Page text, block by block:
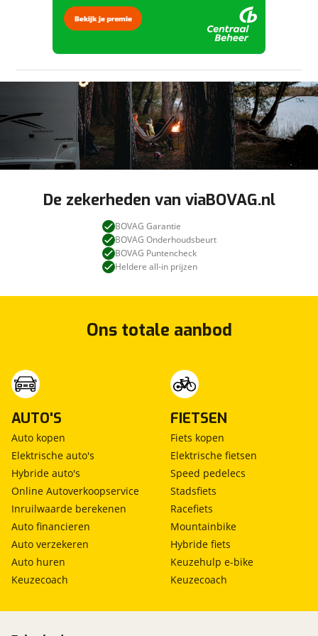
- Slechts 44.509 km
- Afkomstig van de 2e particuliere eigenaar
- Truma Aventa Dakairco met verwarmingsfunctie
- Kenwood multimediasysteem met o.a. DAB, Aux
input. & Bluetooth, Tevens is navigeren mogelijk
doormiddel van Apple CarPlay & Android Auto
- Camos achteruitrijcamera
- Zeer ruime 4 persoons camper
- Ruim Queensbed
- Ruim 2 persoons hefbed
verstelbaar, kantelbaar en voorzien van 2
- 95 Ah Varta huishoudaccu
- 100 Watt zonnepaneel
- Truma Monocontrol met gasfilters en
- Thule single step opstaptrede voor de
toegansdeur
- Euro 6 motor
- Ruime garage
- Memo M Star fietsendrager voor 2 fietsen
- Michelin Agilis CrossClimate Camping all-season
banden van 2023
- D-riem vervangen in 2024
- Reservewiel
- Thetford XXL Koelkast (142 liter, hoog model) met
vriesvak
- Avtex TV met volautomatische Teleco
satellietschotel
De zekerheden van viaBOVAG.nl
BOVAG Garantie
BOVAG Onderhoudsbeurt
BOVAG Puntencheck
Heldere all-in prijzen
Ons totale aanbod
AUTO'S
Auto kopen
Elektrische auto's
Hybride auto's
Online Autoverkoopservice
Inruilwaarde berekenen
Auto financieren
Auto verzekeren
Auto huren
Keuzecoach
FIETSEN
Fiets kopen
Elektrische fietsen
Speed pedelecs
Stadsfiets
Racefiets
Mountainbike
Hybride fiets
Keuzehulp e-bike
Keuzecoach